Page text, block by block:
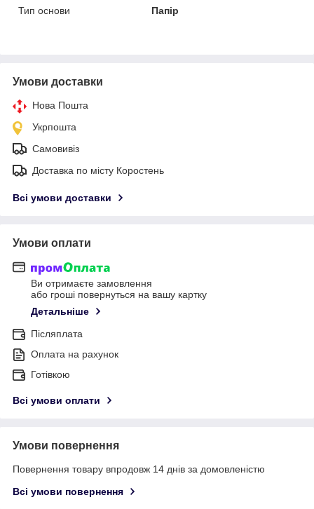
Тип основи
Папір
Умови доставки
Нова Пошта
Укрпошта
Самовивіз
Доставка по місту Коростень
Всі умови доставки
Умови оплати
Ви отримаєте замовлення
або гроші повернуться на вашу картку
Детальніше
Післяплата
Оплата на рахунок
Готівкою
Всі умови оплати
Умови повернення
Повернення товару впродовж 14 днів за домовленістю
Всі умови повернення